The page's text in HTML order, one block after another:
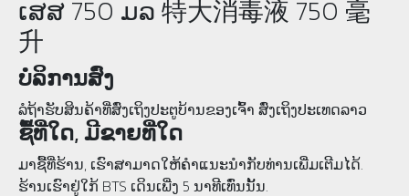
ເສສ 750 ມລ 特大消毒液 750 毫
升
ບໍລິການສົ່ງ
ລໍຖ້າຮັບສິນຄ້າທີ່ສົ່ງເຖິງປະຕູບ້ານຂອງເຈົ້າ ສົ່ງເຖິງປະເທດລາວ
ຊື້ທີ່ໃດ, ມີຂາຍທີ່ໃດ
ມາຊື້ທີ່ຮ້ານ, ເຮົາສາມາດໃຫ້ຄໍາແນະນຳກັບທ່ານເພີ່ມເຕີມໄດ້.
ຮ້ານເຮົາຢູ່ໃກ້ BTS ເດິນເພີ່ງ 5 ນາທີເທົ່ນນັ້ນ.